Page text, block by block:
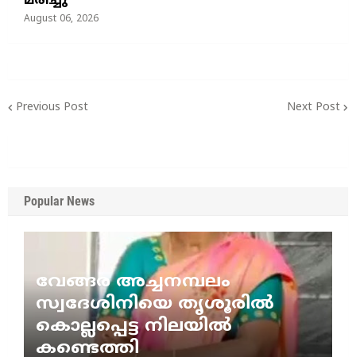
August 06, 2026
Previous Post Next Post
Popular News
വേങ്ങര അച്ചനമ്പലം
സ്വദേശിനിയെ തൃശൂരിൽ
കൊല്ലപ്പെട്ട നിലയിൽ
കണ്ടെത്തി